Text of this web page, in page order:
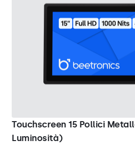
Touchscreen 15 Pollici
Luminosità)